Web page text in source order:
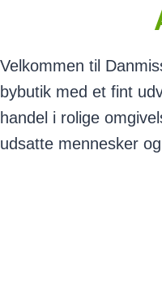
Velkommen til
bybutik med et fint
handel i rolige
udsatte mennesker